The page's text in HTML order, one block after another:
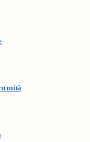
mită